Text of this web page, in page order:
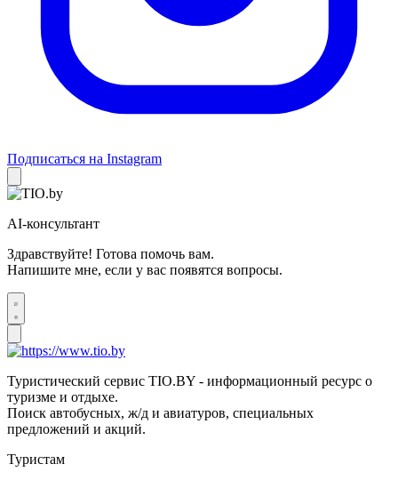
Подписаться на Instagram
AI-консультант
Здравствуйте! Готова помочь вам.
Напишите мне, если у вас появятся вопросы.
Туристический сервис TIO.BY - информационный ресурс о
туризме и отдыхе.
Поиск автобусных, ж/д и авиатуров, специальных
предложений и акций.
Туристам